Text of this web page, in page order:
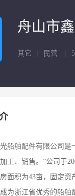
舟山市
其它 民营
船舶配件有限公司是
工、销售。”公司于
面积为43亩，固定资
为浙江省优秀的船